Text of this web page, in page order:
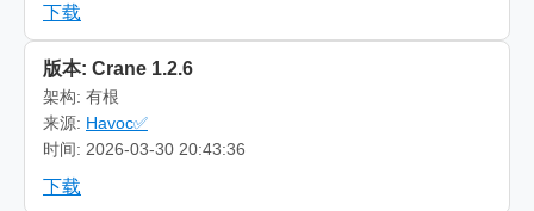
下载
版本: Crane 1.2.6
架构: 有根
来源: Havoc✅
时间: 2026-03-30 20:43:36
下载